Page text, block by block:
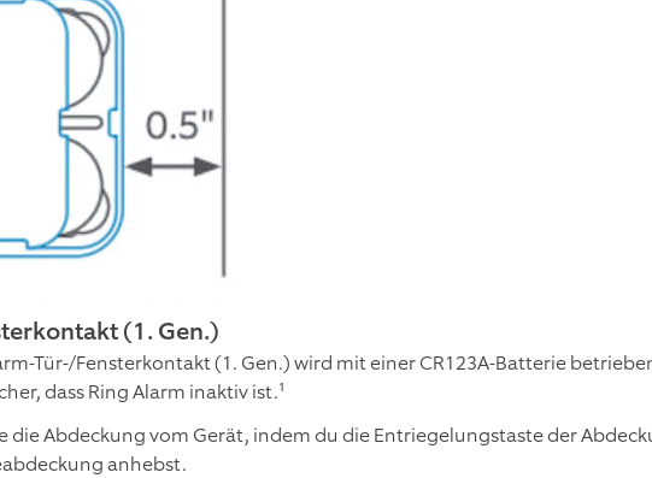
(1. Gen.)
Tür-/Fensterkontakt (1. Gen.) wird mit einer CR123A-Batterie
dass Ring Alarm inaktiv ist.¹
die Abdeckung vom Gerät, indem du die Entriegelungstaste der
anhebst.